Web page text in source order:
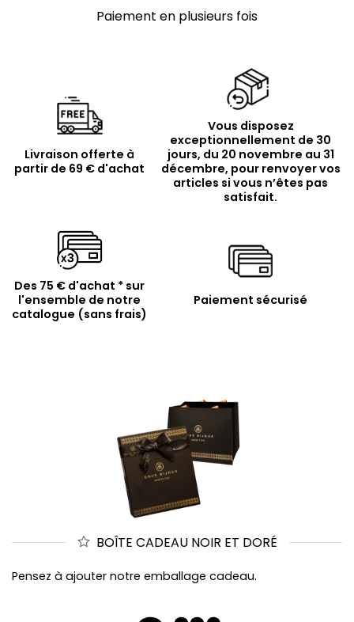
Paiement en plusieurs fois
Livraison offerte à
partir de 69 € d'achat
Vous disposez
exceptionnellement de 30
jours, du 20 novembre au 31
décembre, pour renvoyer vos
articles si vous n’êtes pas
satisfait.
Des 75 € d'achat * sur
l'ensemble de notre
catalogue (sans frais)
Paiement sécurisé
BOÎTE CADEAU NOIR ET DORÉ
Pensez à ajouter notre emballage cadeau.